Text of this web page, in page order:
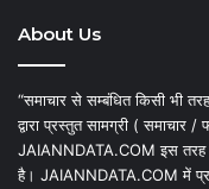
About Us
“समाचार से सम्बंधित किसी भी
द्वारा प्रस्तुत सामग्री ( समाचार /
JAIANNDATA.COM इस तरह
है। JAIANNDATA.COM में